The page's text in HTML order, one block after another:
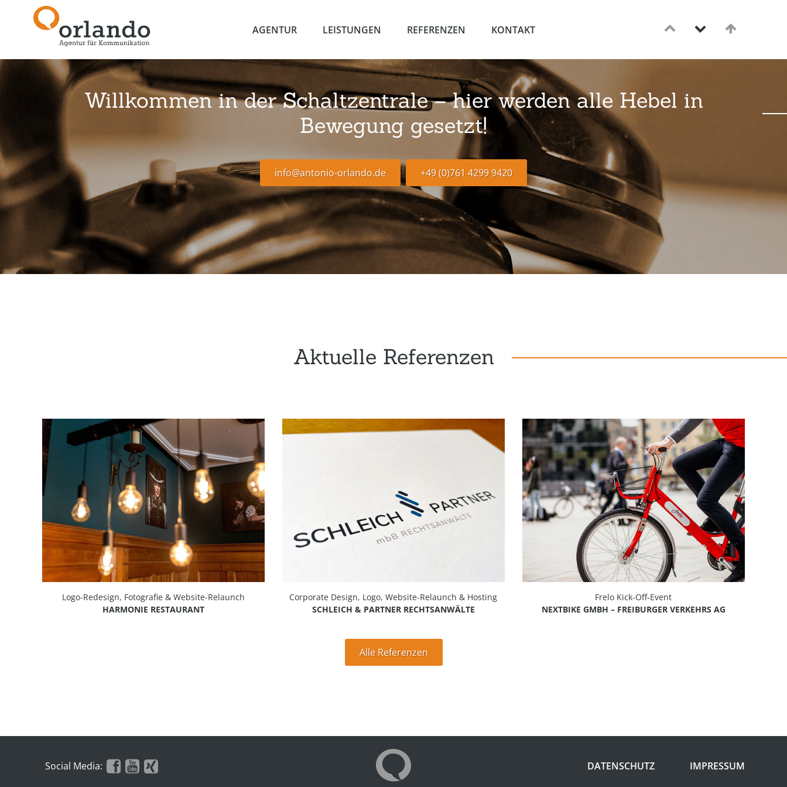
AGENTUR LEISTUNGEN REFERENZEN KONTAKT
Willkommen in der Schaltzentrale – hier werden alle Hebel in
Bewegung gesetzt!
info@antonio-orlando.de +49 (0)761 4299 9420
Aktuelle Referenzen
Logo-Redesign, Fotografie & Website-Relaunch
HARMONIE RESTAURANT
Corporate Design, Logo, Website-Relaunch & Hosting
SCHLEICH & PARTNER RECHTSANWÄLTE
Frelo Kick-Off-Event
NEXTBIKE GMBH – FREIBURGER VERKEHRS AG
Alle Referenzen
Social Media: DATENSCHUTZ IMPRESSUM